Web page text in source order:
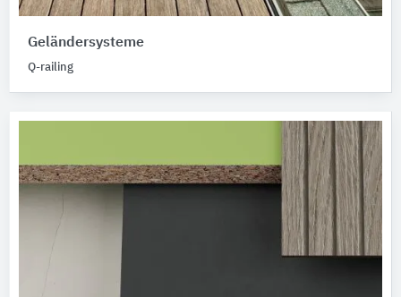
Geländersysteme
Q-railing